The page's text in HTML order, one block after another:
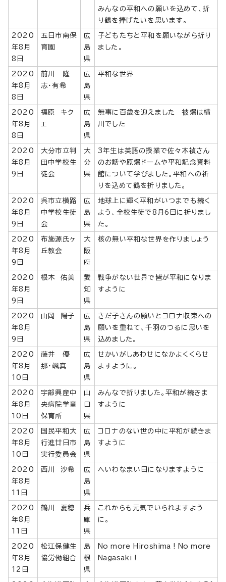
みんなの平和への願いを込めて、折
り鶴を捧げたいを思います。
2020
年8月
8日
五日市南保
育園
広
島
県
子どもたちと平和を願いながら折り
ました。
2020
年8月
8日
前川 隆
志・有希
広
島
県
平和な世界
2020
年8月
8日
福原 キク
エ
広
島
県
無事に百歳を迎えました 被爆は横
川でした
2020
年8月
9日
大分市立判
田中学校生
徒会
大
分
県
3年生は英語の授業で佐々木禎さん
のお話や原爆ドームや平和記念資料
館について学びました。平和への祈
りを込めて鶴を折りました。
2020
年8月
9日
呉市立横路
中学校生徒
会
広
島
県
地球上に輝く平和がいつまでも続く
よう、全校生徒で8月6日に折りまし
た。
2020
年8月
9日
布施源氏ヶ
丘教会
大
阪
府
核の無い平和な世界を作りましょう
2020
年8月
9日
根木 佑美
愛
知
県
戦争がない世界で皆が平和になりま
すように
2020
年8月
9日
山岡 陽子
広
島
県
さだ子さんの願いとコロナ収束への
願いを重ねて、千羽のつるに思いを
込めました。
2020
年8月
10日
藤井 優
那・颯真
広
島
県
せかいがしあわせになかよくくらせ
ますように。
2020
年8月
10日
宇部興産中
央病院学童
保育所
山
口
県
みんなで折りました。平和が続きま
すように
2020
年8月
10日
国民平和大
行進廿日市
実行委員会
広
島
県
コロナのない世の中に平和が続きま
すように
2020
年8月
11日
西川 沙希
広
島
県
へいわなまい日になりますように
2020
年8月
11日
鶴川 夏穂
兵
庫
県
これからも元気でいられますよう
に。
2020
年8月
12日
松江保健生
協労働組合
島
根
県
No more Hiroshima ! No more
Nagasaki !